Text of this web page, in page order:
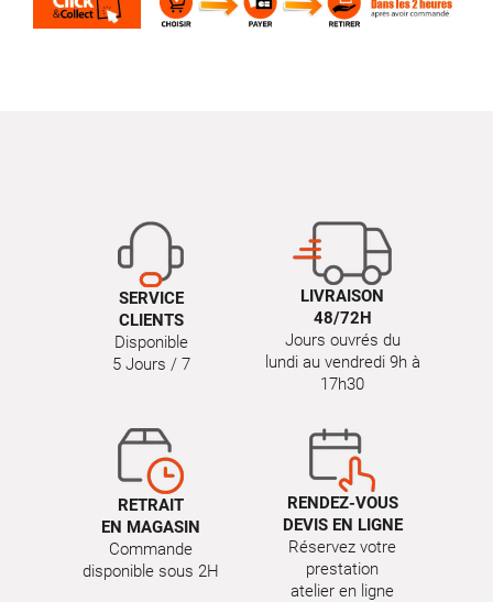
SERVICE
CLIENTS
Disponible
5 Jours / 7
LIVRAISON
48/72H
Jours ouvrés du
lundi au vendredi 9h à
17h30
RETRAIT
EN MAGASIN
Commande
disponible sous 2H
RENDEZ-VOUS
DEVIS EN LIGNE
Réservez votre
prestation
atelier en ligne